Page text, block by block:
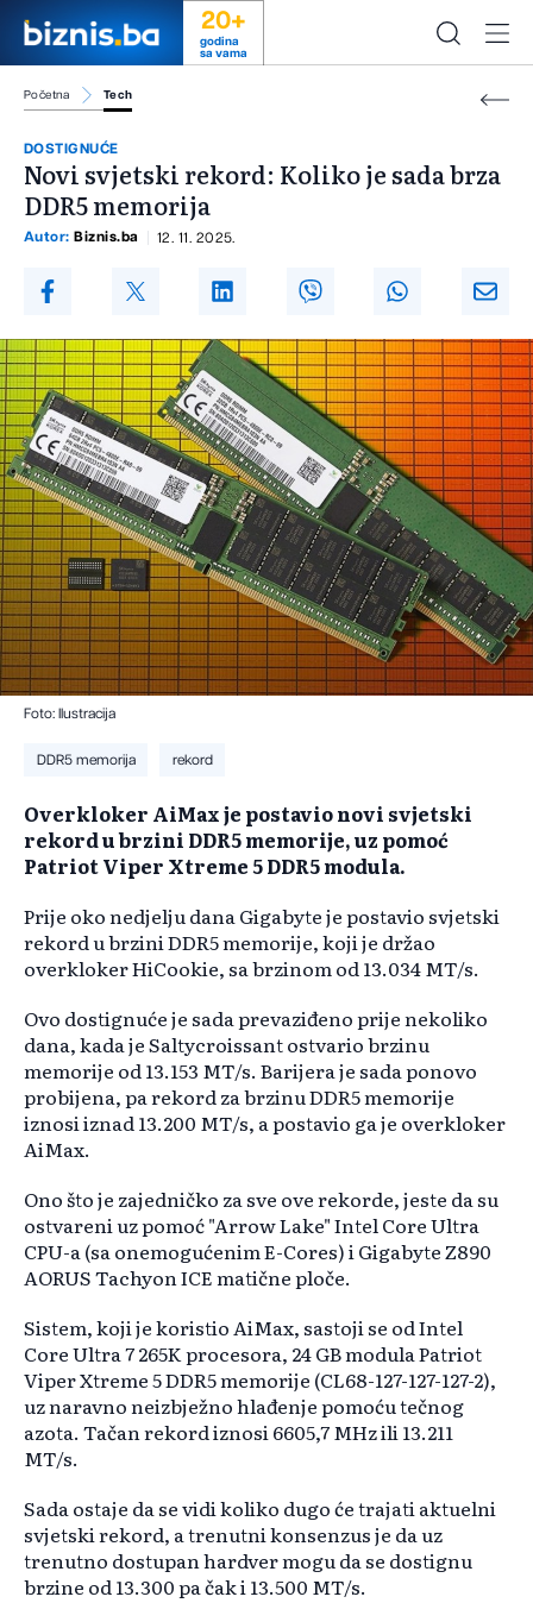
20+
godina
sa vama
Početna Tech
DOSTIGNUĆE
Novi svjetski rekord: Koliko je sada brza
DDR5 memorija
Autor: Biznis.ba 12. 11. 2025.
Foto: Ilustracija
DDR5 memorija rekord
​Overkloker AiMax je postavio novi svjetski
rekord u brzini DDR5 memorije, uz pomoć
Patriot Viper Xtreme 5 DDR5 modula.
Prije oko nedjelju dana Gigabyte je postavio svjetski
rekord u brzini DDR5 memorije, koji je držao
overkloker HiCookie, sa brzinom od 13.034 MT/s.
Ovo dostignuće je sada prevaziđeno prije nekoliko
dana, kada je Saltycroissant ostvario brzinu
memorije od 13.153 MT/s. Barijera je sada ponovo
probijena, pa rekord za brzinu DDR5 memorije
iznosi iznad 13.200 MT/s, a postavio ga je overkloker
AiMax.
Ono što je zajedničko za sve ove rekorde, jeste da su
ostvareni uz pomoć "Arrow Lake" Intel Core Ultra
CPU-a (sa onemogućenim E-Cores) i Gigabyte Z890
AORUS Tachyon ICE matične ploče.
Sistem, koji je koristio AiMax, sastoji se od Intel
Core Ultra 7 265K procesora, 24 GB modula Patriot
Viper Xtreme 5 DDR5 memorije (CL68-127-127-127-2),
uz naravno neizbježno hlađenje pomoću tečnog
azota. Tačan rekord iznosi 6605,7 MHz ili 13.211
MT/s.
Sada ostaje da se vidi koliko dugo će trajati aktuelni
svjetski rekord, a trenutni konsenzus je da uz
trenutno dostupan hardver mogu da se dostignu
brzine od 13.300 pa čak i 13.500 MT/s.